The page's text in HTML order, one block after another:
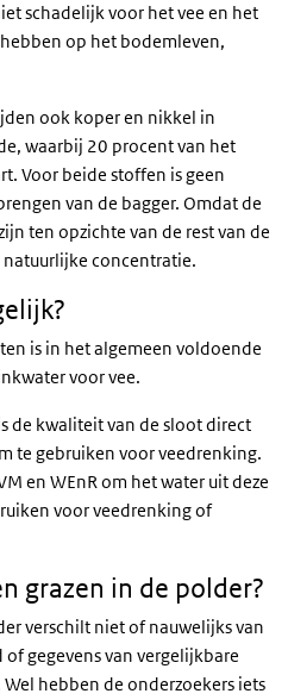
schadelijk voor het vee en het
op het bodemleven,
ook koper en nikkel in
waarbij 20 procent van het
Voor beide stoffen is geen
van de bagger. Omdat de
ten opzichte van de rest van de
natuurlijke concentratie.
is in het algemeen voldoende
voor vee.
de kwaliteit van de sloot direct
te gebruiken voor veedrenking.
en WEnRom het water uit deze
voor veedrenking of
grazen in de polder?
verschilt niet of nauwelijks van
gegevens van vergelijkbare
hebben de onderzoekers iets